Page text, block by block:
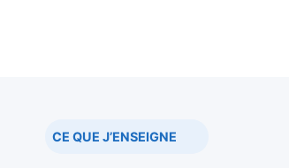
CE QUE J’ENSEIGNE